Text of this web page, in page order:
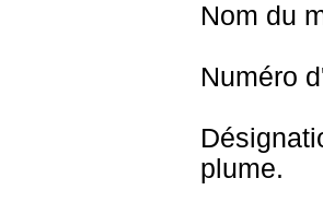
Nom du
Numéro
plume.